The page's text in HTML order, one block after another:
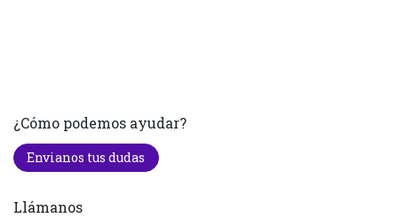
¿Cómo podemos ayudar?
Envianos tus dudas
Llámanos